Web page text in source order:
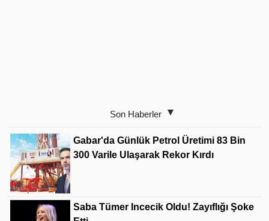
Son Haberler
Gabar'da Günlük Petrol Üretimi 83 Bin
300 Varile Ulaşarak Rekor Kırdı
Saba Tümer Incecik Oldu! Zayıflığı Şoke